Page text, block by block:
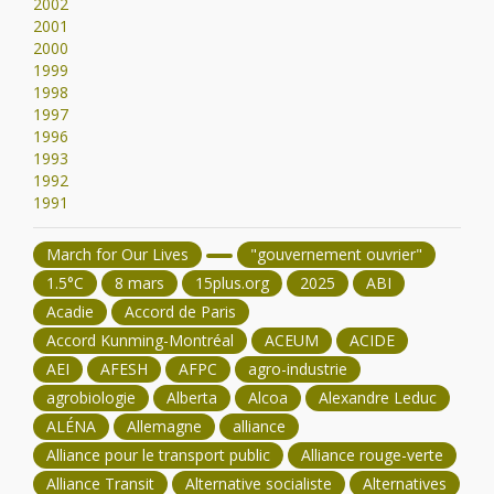
2001
2000
1999
1998
1997
1996
1993
1992
1991
March for Our Lives
"gouvernement ouvrier"
1.5°C
8 mars 15plus.org 2025
ABI
Acadie
Accord de Paris
Accord Kunming-Montréal
ACEUM
ACIDE
AEI
AFESH AFPC
agro-industrie
agrobiologie
Alberta Alcoa
Alexandre Leduc
ALÉNA
Allemagne
alliance
Alliance pour le transport public
Alliance rouge-verte
Alliance Transit
Alternative socialiste Alternatives